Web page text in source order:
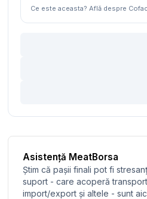
Ce este aceasta? Află despre
Asistență MeatBorsa
Știm că pașii finali pot fi
suport - care acoperă
import/export și altele - sunt